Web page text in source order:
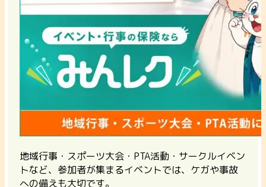
地域行事・スポーツ大会・PTA活動・サークルイベン
トなど、参加者が集まるイベントでは、ケガや事故
への備えも大切です。